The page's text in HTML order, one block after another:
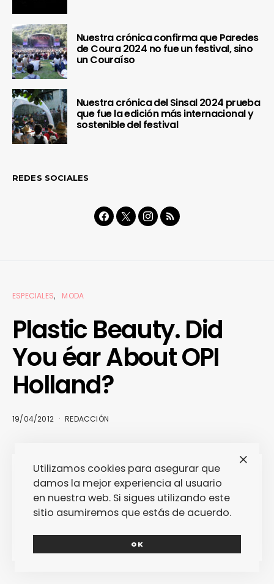
Nuestra crónica confirma que Paredes
de Coura 2024 no fue un festival, sino
un Couraíso
Nuestra crónica del Sinsal 2024 prueba
que fue la edición más internacional y
sostenible del festival
REDES SOCIALES
ESPECIALES MODA
Plastic Beauty. Did
You éar About OPI
Holland?
19/04/2012 REDACCIÓN
Utilizamos cookies para asegurar que
damos la mejor experiencia al usuario
en nuestra web. Si sigues utilizando este
sitio asumiremos que estás de acuerdo.
OK